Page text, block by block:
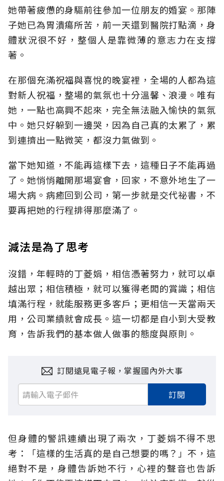
她帶著疲憊的身驅前往參加一位朋友的婚宴。那陣
子她已為胃潰瘍所苦，前一天還到醫院打點滴，身
體狀況很不好，整個人是靠微薄的意志力在支撐
著。
在那個充滿祝福與喜悅的晚宴裡，全場的人都為這
對新人祝福，整場的氣氛也十分溫馨、浪漫。唯有
她，一點也高興不起來，完全無法融入愉快的氣氛
中。她只好躲到一邊哭，因為自己真的太累了，累
到連擠出一點微笑，都沒力氣做到。
當下她知道，不能再這樣下去，這種日子不能再過
了。她悄悄離開那場宴會，回家，不意外地生了一
場大病。病癒回到公司，第一步就是交代祕書，不
要再把她的行程排得那麼滿了。
減法是為了思考
沒錯，年輕時的丁菱娟，相信憑著努力，就可以卓
越出眾；相信積極，就可以獲得老闆的賞識；相信
填滿行程，就能服務更多客戶；更相信一天當兩天
用，公司業績就會成長。這一切都是自小到大受教
育，告訴我們的基本做人做事的態度與原則。
訂閱遠見電子報，掌握國內外大事
訂閱
但身體的警訊連續出現了兩次，丁菱娟不得不思
考：「這樣的生活真的是自己想要的嗎？」不，這
絕對不是，身體告訴她不行，心裡的聲音也告訴